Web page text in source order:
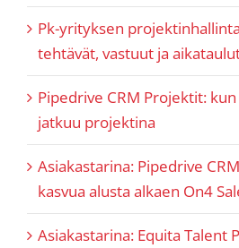
Pk-yrityksen
tehtävät, vastuut ja
Pipedrive CRM Projektit:
jatkuu projektina
Asiakastarina: Pipedrive
kasvua alusta alkaen On4
Asiakastarina: Equita Talent